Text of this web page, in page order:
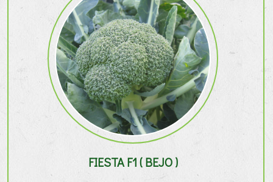
FIESTA F1 ( BEJO )